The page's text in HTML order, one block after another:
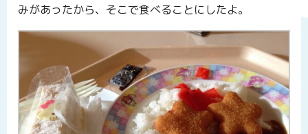
みがあったから、そこで食べることにしたよ。